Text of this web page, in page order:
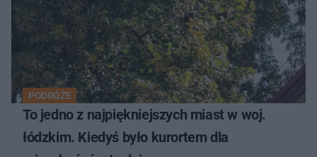
PODRÓŻE
To jedno z najpiękniejszych miast w woj.
łódzkim. Kiedyś było kurortem dla